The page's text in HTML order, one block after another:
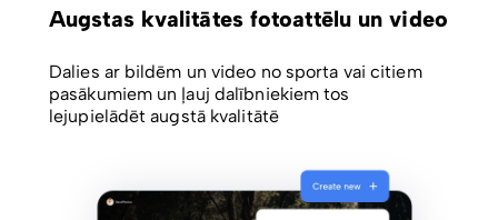
Augstas kvalitātes fotoattēlu un video
Dalies ar bildēm un video no sporta vai citiem
pasākumiem un ļauj dalībniekiem tos
lejupielādēt augstā kvalitātē